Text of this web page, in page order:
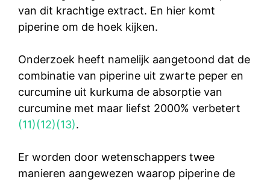
van dit krachtige extract. En hier komt
piperine om de hoek kijken.
Onderzoek heeft namelijk aangetoond dat de
combinatie van piperine uit zwarte peper en
curcumine uit kurkuma de absorptie van
curcumine met maar liefst 2000% verbetert
(11)(12)(13).
Er worden door wetenschappers twee
manieren aangewezen waarop piperine de